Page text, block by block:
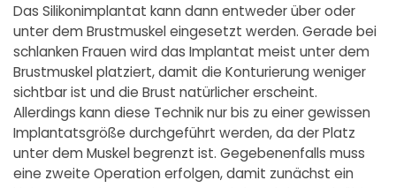
Das Silikonimplantat kann dann entweder über oder
unter dem Brustmuskel eingesetzt werden. Gerade bei
schlanken Frauen wird das Implantat meist unter dem
Brustmuskel platziert, damit die Konturierung weniger
sichtbar ist und die Brust natürlicher erscheint.
Allerdings kann diese Technik nur bis zu einer gewissen
Implantatsgröße durchgeführt werden, da der Platz
unter dem Muskel begrenzt ist. Gegebenenfalls muss
eine zweite Operation erfolgen, damit zunächst ein